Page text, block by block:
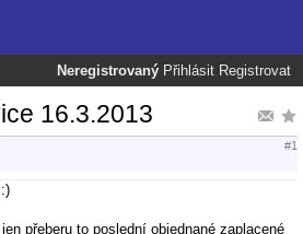
Neregistrovaný Přihlásit Registrovat
16.3.2013
#1
přeberu to poslední objednané zaplacené